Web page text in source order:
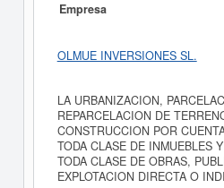
Empresa
OLMUE INVERSIONES SL.
LA URBANIZACION,
REPARCELACION DE
CONSTRUCCION POR
TODA CLASE DE INMUEBLES
TODA CLASE DE OBRAS,
EXPLOTACION DIRECTA O